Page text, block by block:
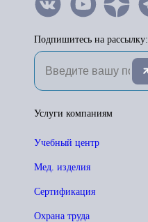
Подпишитесь на рассылку:
Услуги компаниям
Учебный центр
Мед. изделия
Сертификация
Охрана труда